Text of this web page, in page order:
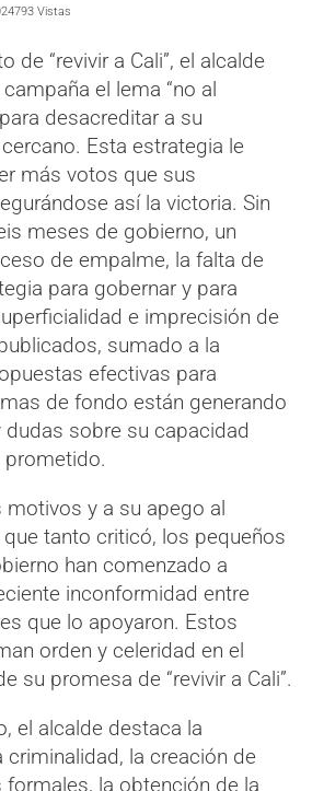
793 Vistas
de “revivir a Cali”, el alcalde
el lema “no al
desacreditar a su
Esta estrategia le
más votos que sus
así la victoria. Sin
meses de gobierno, un
de empalme, la falta de
para gobernar y para
e imprecisión de
sumado a la
efectivas para
de fondo están generando
dudas sobre su capacidad
prometido.
motivos y a su apego al
que tanto criticó, los pequeños
han comenzado a
inconformidad entre
que lo apoyaron. Estos
orden y celeridad en el
su promesa de “revivir a Cali”.
el alcalde destaca la
criminalidad, la creación de
la obtención de la